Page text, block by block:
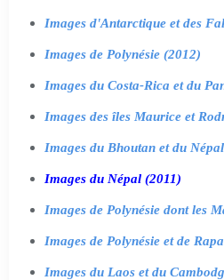
Images d'Antarctique et des
Images de Polynésie (2012)
Images du Costa-Rica et du
Images des îles Maurice et
Images du Bhoutan et du
Images du Népal (2011)
Images de Polynésie dont les
Images de Polynésie et de
Images du Laos et du